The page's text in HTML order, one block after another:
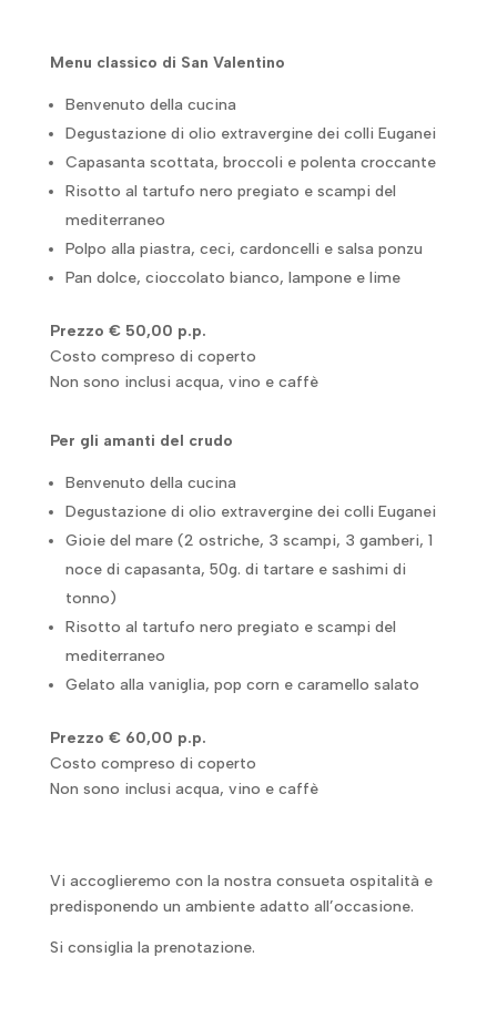
Menu classico di San Valentino
Benvenuto della cucina
Degustazione di olio extravergine dei colli Euganei
Capasanta scottata, broccoli e polenta croccante
Risotto al tartufo nero pregiato e scampi del
mediterraneo
Polpo alla piastra, ceci, cardoncelli e salsa ponzu
Pan dolce, cioccolato bianco, lampone e lime
Prezzo € 50,00 p.p.
Costo compreso di coperto
Non sono inclusi acqua, vino e caffè
Per gli amanti del crudo
Benvenuto della cucina
Degustazione di olio extravergine dei colli Euganei
Gioie del mare (2 ostriche, 3 scampi, 3 gamberi, 1
noce di capasanta, 50g. di tartare e sashimi di
tonno)
Risotto al tartufo nero pregiato e scampi del
mediterraneo
Gelato alla vaniglia, pop corn e caramello salato
Prezzo € 60,00 p.p.
Costo compreso di coperto
Non sono inclusi acqua, vino e caffè
Vi accoglieremo con la nostra consueta ospitalità e
predisponendo un ambiente adatto all’occasione.
Si consiglia la prenotazione.